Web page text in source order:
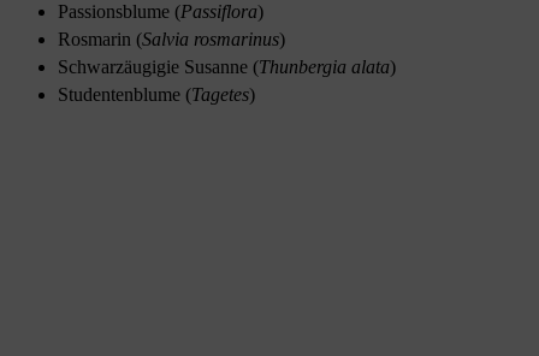
Passionsblume (Passiflora)
Rosmarin (Salvia rosmarinus)
Schwarzäugigie Susanne (Thunbergia alata)
Studentenblume (Tagetes)